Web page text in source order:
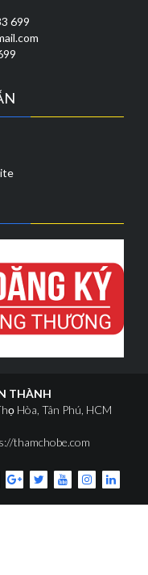
699
THÀNH
Hòa, Tân Phú, HCM
thamchobe.com